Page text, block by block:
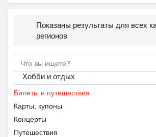
Показаны результаты для всех
регионов
Хобби и отдых
Билеты и путешествия
Карты, купоны
Концерты
Путешествия